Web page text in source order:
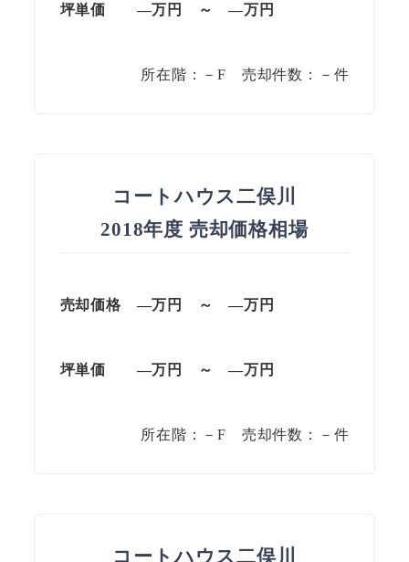
坪単価 —万円 ～—万円
所在階：－F 売却件数：－件
コートハウス二俣川
2018年度 売却価格相場
売却価格 —万円 ～ —万円
坪単価 —万円 ～—万円
所在階：－F 売却件数：－件
コートハウス二俣川